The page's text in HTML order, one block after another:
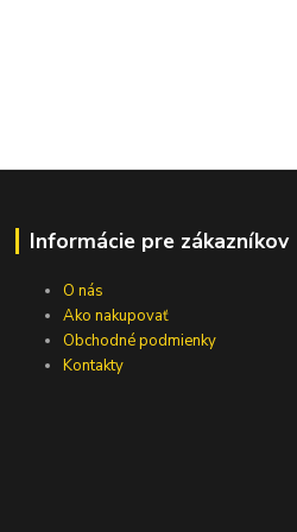
Informácie pre zákazníkov
O nás
Ako nakupovať
Obchodné podmienky
Kontakty